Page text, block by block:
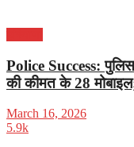
Police Success:
की कीमत के 28
March 16, 2026
5.9k